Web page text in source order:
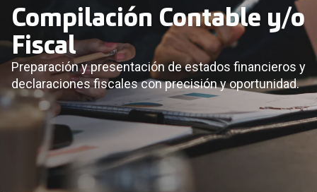
Compilación Contable y/o
Fiscal
Preparación y presentación de estados financieros y
declaraciones fiscales con precisión y oportunidad.